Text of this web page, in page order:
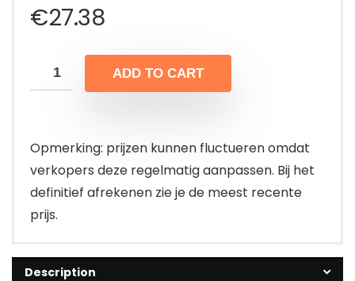
€27.38
ADD TO CART
Opmerking: prijzen kunnen fluctueren omdat
verkopers deze regelmatig aanpassen. Bij het
definitief afrekenen zie je de meest recente
prijs.
Description